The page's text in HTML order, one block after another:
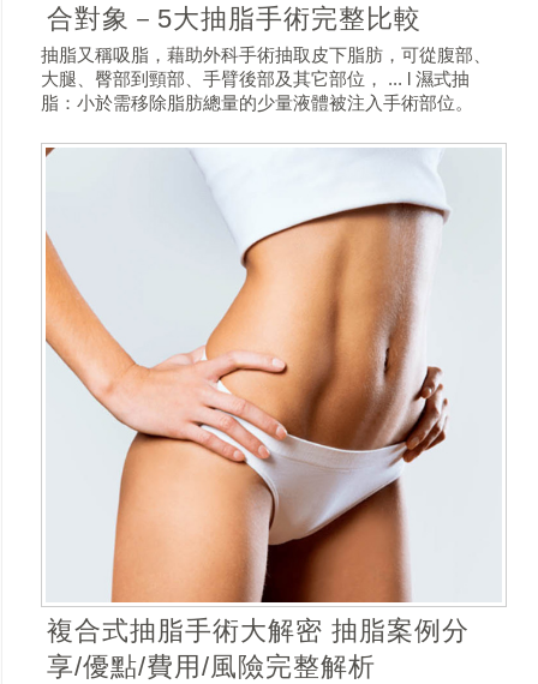
合對象－5大抽脂手術完整比較
抽脂又稱吸脂，藉助外科手術抽取皮下脂肪，可從腹部、
大腿、臀部到頸部、手臂後部及其它部位， ... l 濕式抽
脂：小於需移除脂肪總量的少量液體被注入手術部位。
複合式抽脂手術大解密 抽脂案例分
享/優點/費用/風險完整解析